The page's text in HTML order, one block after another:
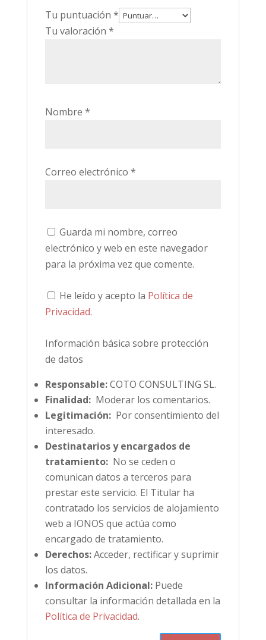
Tu puntuación *
Tu valoración *
Nombre *
Correo electrónico *
Guarda mi nombre, correo
electrónico y web en este navegador
para la próxima vez que comente.
He leído y acepto la Política de
Privacidad.
Información básica sobre protección
de datos
Responsable:COTO CONSULTING SL.
Finalidad:Moderar los comentarios.
Legitimación:Por consentimiento del
interesado.
Destinatarios y encargados de
tratamiento:No se ceden o
comunican datos a terceros para
prestar este servicio. El Titular ha
contratado los servicios de alojamiento
web a IONOS que actúa como
encargado de tratamiento.
Derechos:Acceder, rectificar y suprimir
los datos.
Información Adicional:Puede
consultar la información detallada en la
Política de Privacidad.